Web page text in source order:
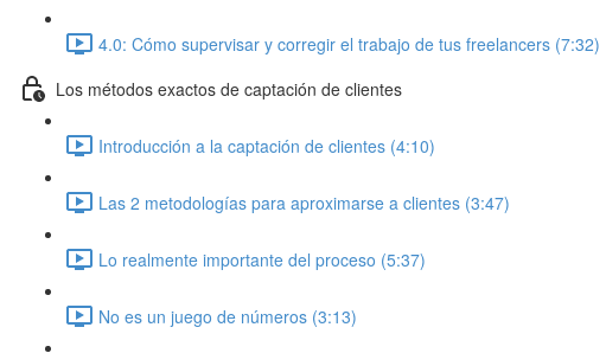
4.0: Cómo supervisar y corregir el trabajo de tus freelancers (7:32)
Los métodos exactos de captación de clientes
Introducción a la captación de clientes (4:10)
Las 2 metodologías para aproximarse a clientes (3:47)
Lo realmente importante del proceso (5:37)
No es un juego de números (3:13)